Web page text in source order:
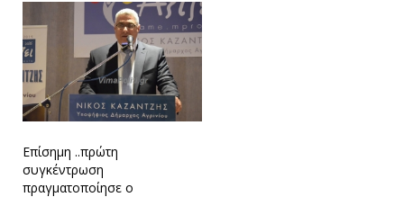
Επίσημη ..πρώτη
συγκέντρωση
πραγματοποίησε ο